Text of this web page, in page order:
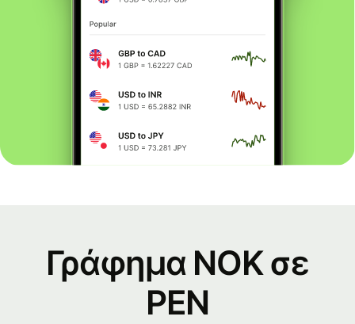
Γράφημα NOK σε
PEN